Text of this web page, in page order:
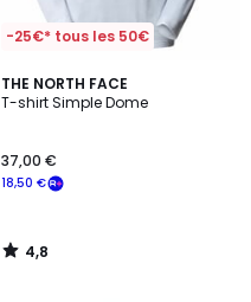
-25€* tous les 50€
THE NORTH FACE
T-shirt Simple Dome
18,50 €
37,00 €
4,8
/ 5
4,8
/